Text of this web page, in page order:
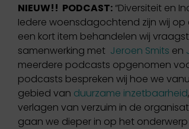
NIEUW!! PODCAST: “Diversiteit en
Iedere woensdagochtend zijn wij
een kort item behandelen wij
samenwerking met Jeroen Smits en
meerdere podcasts opgenomen
podcasts bespreken wij hoe we
gebied van duurzame inzetbaarheid,
verlagen van verzuim in de
gaan we dieper in op het